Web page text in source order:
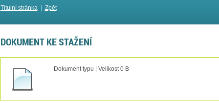
Titulní stránka| Zpět
DOKUMENT KE STAŽENÍ
Dokument typu | Velikost 0 B